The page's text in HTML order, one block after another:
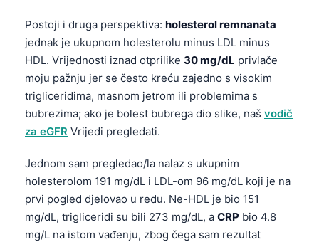
Postoji i druga perspektiva: holesterol remnanata
jednak je ukupnom holesterolu minus LDL minus
HDL. Vrijednosti iznad otprilike 30 mg/dL privlače
moju pažnju jer se često kreću zajedno s visokim
trigliceridima, masnom jetrom ili problemima s
bubrezima; ako je bolest bubrega dio slike, naš vodič
za eGFR Vrijedi pregledati.
Jednom sam pregledao/la nalaz s ukupnim
holesterolom 191 mg/dL i LDL-om 96 mg/dL koji je na
prvi pogled djelovao u redu. Ne-HDL je bio 151
mg/dL, trigliceridi su bili 273 mg/dL, a CRP bio 4.8
mg/L na istom vađenju, zbog čega sam rezultat
Cebuano
ئۇيغۇرچە
Кыргызча
Беларуская мова
Esperanto
Frysk
Ślōnskŏ gŏdka
Norsk bokmål